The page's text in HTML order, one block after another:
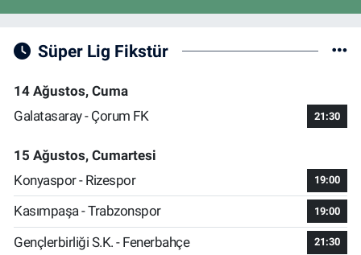
Süper Lig Fikstür
14 Ağustos, Cuma
Galatasaray - Çorum FK
21:30
15 Ağustos, Cumartesi
Konyaspor - Rizespor
19:00
Kasımpaşa - Trabzonspor 19:00
Gençlerbirliği S.K. - Fenerbahçe 21:30